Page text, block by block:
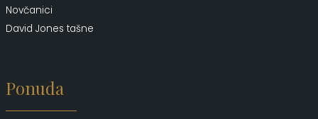
Novčanici
David Jones tašne
Ponuda